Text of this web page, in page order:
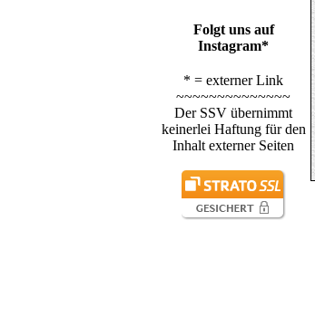
Folgt uns auf
Instagram*
* = externer Link
~~~~~~~~~~~~~~
Der SSV übernimmt
keinerlei Haftung für den
Inhalt externer Seiten